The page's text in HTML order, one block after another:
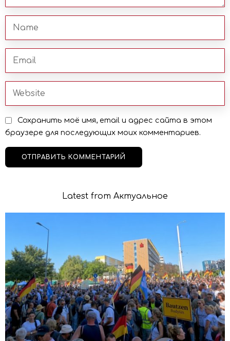
Сохранить моё имя, email и адрес сайта в этом
браузере для последующих моих комментариев.
Latest from Актуальное